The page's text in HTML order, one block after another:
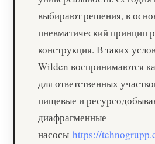
выбирают решения, в
пневматический принцип
конструкция. В таких
Wilden воспринимаются
для ответственных
пищевые и
диафрагменные
насосы https://